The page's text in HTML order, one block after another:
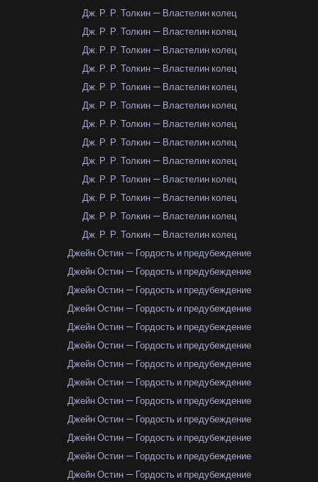
Дж. Р. Р. Толкин — Властелин колец
Дж. Р. Р. Толкин — Властелин колец
Дж. Р. Р. Толкин — Властелин колец
Дж. Р. Р. Толкин — Властелин колец
Дж. Р. Р. Толкин — Властелин колец
Дж. Р. Р. Толкин — Властелин колец
Дж. Р. Р. Толкин — Властелин колец
Дж. Р. Р. Толкин — Властелин колец
Дж. Р. Р. Толкин — Властелин колец
Дж. Р. Р. Толкин — Властелин колец
Дж. Р. Р. Толкин — Властелин колец
Дж. Р. Р. Толкин — Властелин колец
Дж. Р. Р. Толкин — Властелин колец
Джейн Остин — Гордость и предубеждение
Джейн Остин — Гордость и предубеждение
Джейн Остин — Гордость и предубеждение
Джейн Остин — Гордость и предубеждение
Джейн Остин — Гордость и предубеждение
Джейн Остин — Гордость и предубеждение
Джейн Остин — Гордость и предубеждение
Джейн Остин — Гордость и предубеждение
Джейн Остин — Гордость и предубеждение
Джейн Остин — Гордость и предубеждение
Джейн Остин — Гордость и предубеждение
Джейн Остин — Гордость и предубеждение
Джейн Остин — Гордость и предубеждение